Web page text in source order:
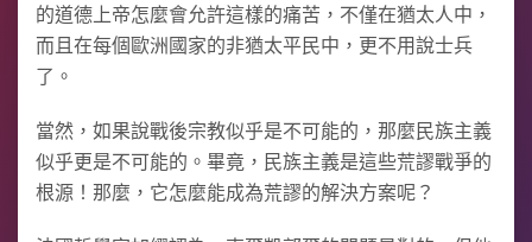
的道德上帝怎麼會允許這樣的痛苦，不僅在猶太人中，
而且在每個歐洲國家的非猶太平民中，更不用說士兵
了。
當然，如果說戰後宗教似乎是不可能的，那麼民族主義
似乎更是不可能的。畢竟，民族主義是這些荒謬戰爭的
根源！那麼，它怎麼能成為荒謬的解決方案呢？